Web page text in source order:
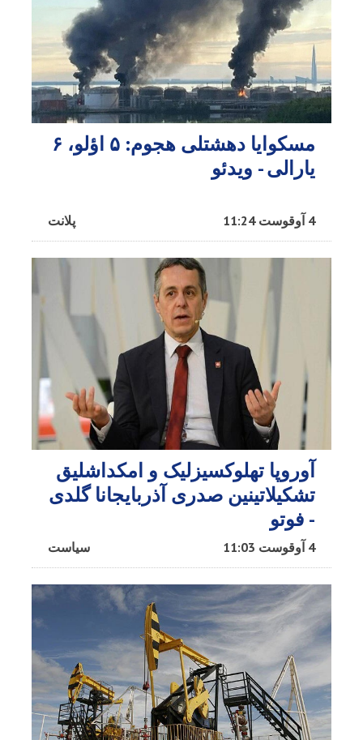
مسکوایا دهشتلی هجوم: ۵ اؤلو، ۶
یارالی - ویدئو
پلانت 4 آوقوست 11:24
آوروپا تهلوکسیزلیک و امکداشلیق
تشکیلاتینین صدری آذربایجانا گلدی
- فوتو
سیاست 4 آوقوست 11:03